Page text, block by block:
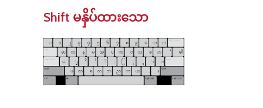
Shift မနှိပ်ထားသော